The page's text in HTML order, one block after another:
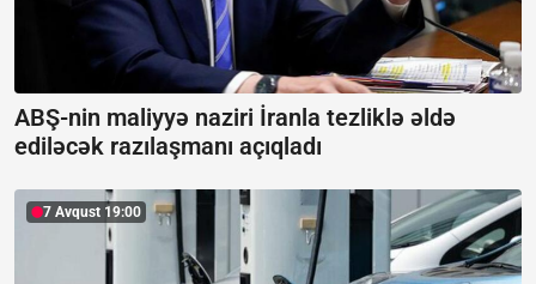
ABŞ-nin maliyyə naziri İranla tezliklə əldə
ediləcək razılaşmanı açıqladı
7 Avqust 19:00